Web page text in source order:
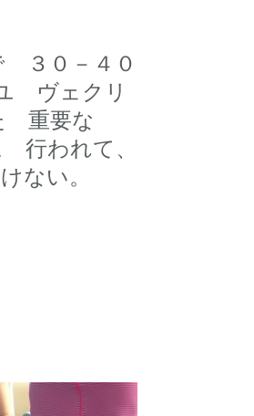
３０－４０
ヴェクリ
重要な
われて、
い。